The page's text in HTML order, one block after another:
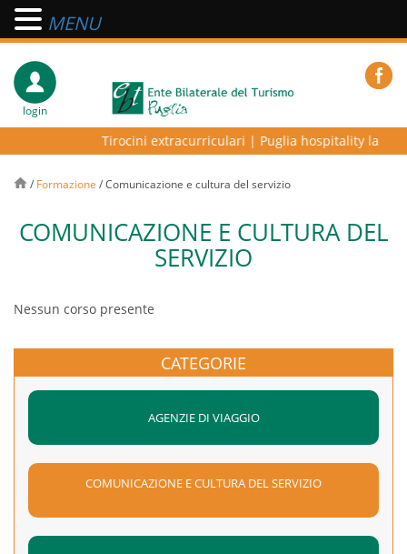
login
Tirocini extracurriculari|Puglia hospitality lab –
/ Formazione /Comunicazione e cultura del servizio
COMUNICAZIONE E CULTURA DEL
SERVIZIO
Nessun corso presente
CATEGORIE
AGENZIE DI VIAGGIO
COMUNICAZIONE E CULTURA DEL SERVIZIO
MENU